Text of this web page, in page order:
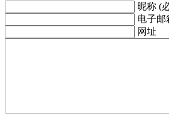
昵称 (
电子邮
网址